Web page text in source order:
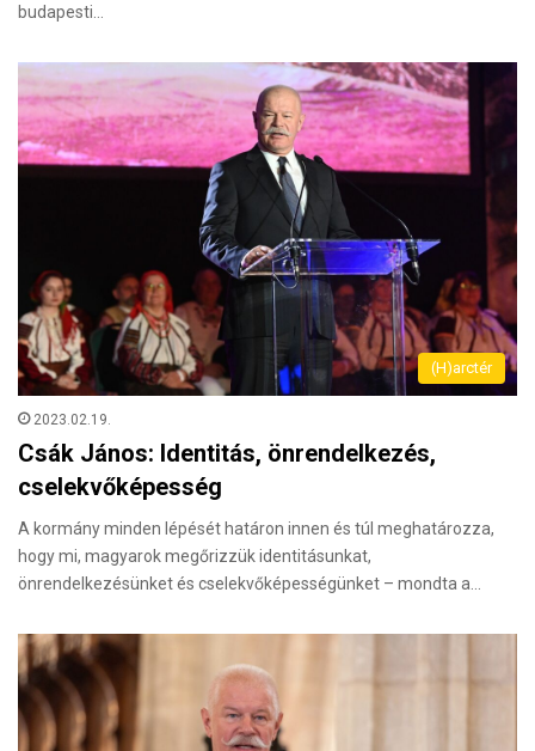
budapesti…
(H)arctér
2023.02.19.
Csák János: Identitás, önrendelkezés,
cselekvőképesség
A kormány minden lépését határon innen és túl meghatározza,
hogy mi, magyarok megőrizzük identitásunkat,
önrendelkezésünket és cselekvőképességünket – mondta a…